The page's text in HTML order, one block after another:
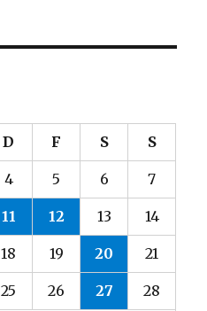
D F S S
4 5 6 7
11 12 13 14
18 19 20 21
25 26 27 28